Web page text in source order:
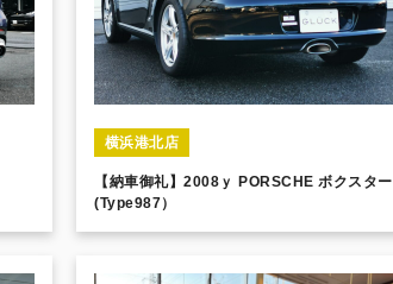
横浜港北店
【納車御礼】2008ｙ PORSCHE ボクスター
(Type987）